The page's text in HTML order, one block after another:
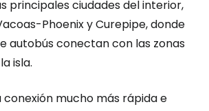
principales ciudades del interior,
Phoenix y Curepipe, donde
autobús conectan con las zonas
isla.
conexión mucho más rápida e